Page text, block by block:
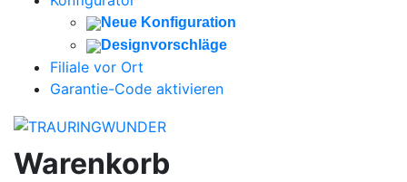
Neue Konfiguration
Designvorschläge
Filiale vor Ort
Garantie-Code aktivieren
Warenkorb